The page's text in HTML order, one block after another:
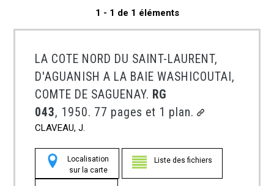
1 - 1 de 1 éléments
LA COTE NORD DU SAINT-LAURENT,
D'AGUANISH A LA BAIE WASHICOUTAI,
COMTE DE SAGUENAY. RG
043, 1950. 77 pages et 1 plan.
CLAVEAU, J.
Localisation
sur la carte
Liste des fichiers